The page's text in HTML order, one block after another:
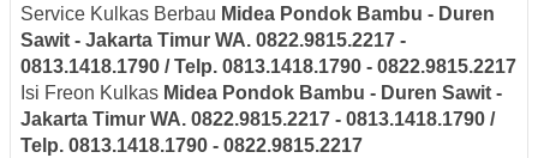
Service Kulkas Berbau Midea Pondok Bambu - Duren
Sawit - Jakarta Timur WA. 0822.9815.2217 -
0813.1418.1790 / Telp. 0813.1418.1790 - 0822.9815.2217
Isi Freon Kulkas Midea Pondok Bambu - Duren Sawit -
Jakarta Timur WA. 0822.9815.2217 - 0813.1418.1790 /
Telp. 0813.1418.1790 - 0822.9815.2217